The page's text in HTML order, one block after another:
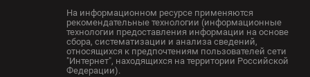
На информационном ресурсе применяются
рекомендательные технологии (информационные
технологии предоставления информации на основе
сбора, систематизации и анализа сведений,
относящихся к предпочтениям пользователей сети
"Интернет", находящихся на территории Российской
Федерации).